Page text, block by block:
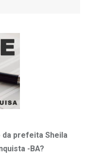
da prefeita Sheila
-BA?